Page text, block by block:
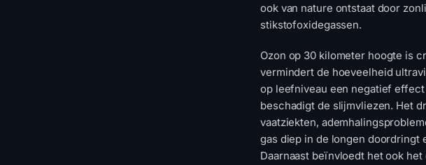
ook van nature ontstaat door
stikstofoxidegassen.
Ozon op 30 kilometer hoogte is
vermindert de hoeveelheid
op leefniveau een negatief
beschadigt de slijmvliezen. Het
vaatziekten,
gas diep in de longen doordringt
Daarnaast beïnvloedt het ook